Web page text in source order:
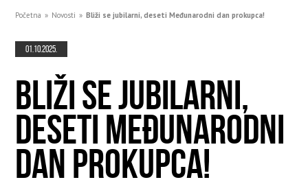
Početna » Novosti » Bliži se jubilarni, deseti Međunarodni dan prokupca!
01.10.2025.
BLIŽI SE JUBILARNI,
DESETI MEĐUNARODNI
DAN PROKUPCA!